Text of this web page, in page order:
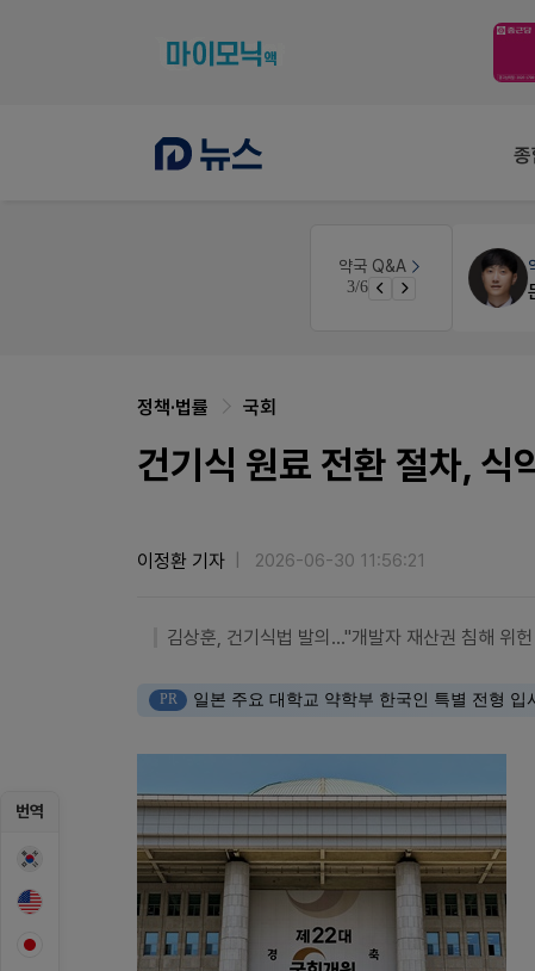
종
약국 Q&A
3/6
번역
정책·법률 국회
건기식 원료 전환 절차, 식
이정환 기자 2026-06-30 11:56:21
김상훈, 건기식법 발의…"개발자 재산권 침해 위
PR 일본 주요 대학교 약학부 한국인 특별 전형 입